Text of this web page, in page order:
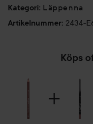
Kategori: Läppenna
Artikelnummer: 2434-
Köps